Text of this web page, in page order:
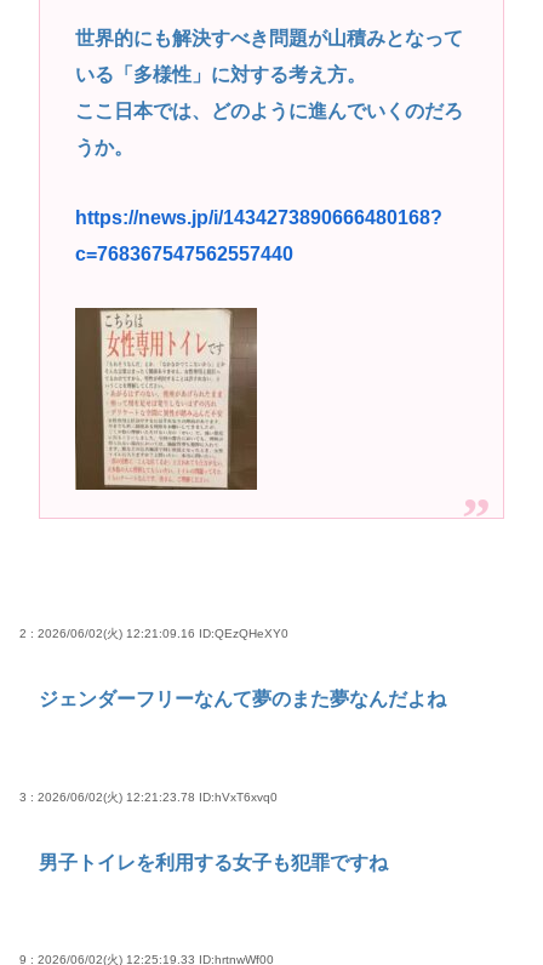
世界的にも解決すべき問題が山積みとなって
いる「多様性」に対する考え方。
ここ日本では、どのように進んでいくのだろ
うか。
https://news.jp/i/1434273890666480168?
c=768367547562557440
2 : 2026/06/02(火) 12:21:09.16 ID:QEzQHeXY0
ジェンダーフリーなんて夢のまた夢なんだよね
3 : 2026/06/02(火) 12:21:23.78 ID:hVxT6xvq0
男子トイレを利用する女子も犯罪ですね
9 : 2026/06/02(火) 12:25:19.33 ID:hrtnwWf00